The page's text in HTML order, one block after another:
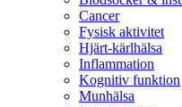
Cancer
Fysisk aktivitet
Hjärt-kärlhälsa
Inflammation
Kognitiv funktion
Munhälsa